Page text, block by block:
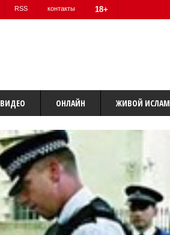
RSS контакты 18+
ВИДЕО ОНЛАЙН ЖИВОЙ ИСЛАМ